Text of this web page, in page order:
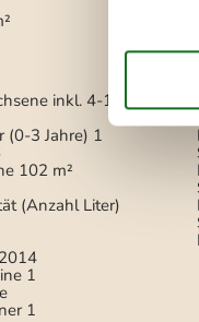
inkl. 4-11
(0-3 Jahre) 1
102 m²
(Anzahl Liter)
2014
1
1